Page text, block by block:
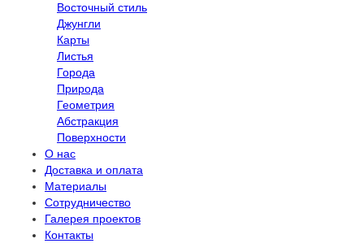
Восточный стиль
Джунгли
Карты
Листья
Города
Природа
Геометрия
Абстракция
Поверхности
О нас
Доставка и оплата
Материалы
Сотрудничество
Галерея проектов
Контакты